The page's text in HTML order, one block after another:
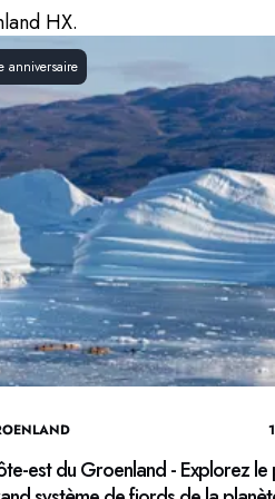
HX.
anniversaire
est du Groenland - Explorez le